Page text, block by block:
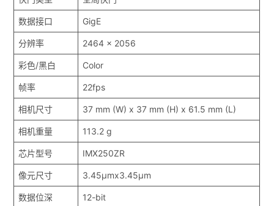
数据接口 GigE
分辨率 2464 x 2056
彩色/黑白 Color
帧率 22fps
相机尺寸 37 mm (W) x 37 mm (H) x 61.5 mm (L)
相机重量 113.2 g
芯片型号 IMX250ZR
像元尺寸 3.45μmx3.45μm
数据位深 12-bit